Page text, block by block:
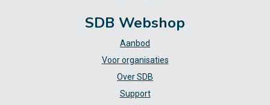
SDB Webshop
Aanbod
Voor organisaties
Over SDB
Support